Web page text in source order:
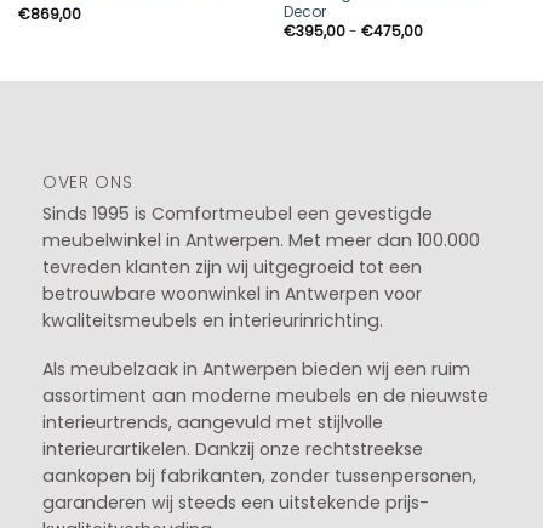
€869,00
Decor
€395,00- €475,00Prijsklasse:
€395,00
OVER ONS
Sinds 1995 is Comfortmeubel een gevestigde
meubelwinkel in Antwerpen. Met meer dan 100.000
tevreden klanten zijn wij uitgegroeid tot een
betrouwbare woonwinkel in Antwerpen voor
kwaliteitsmeubels en interieurinrichting.
Als meubelzaak in Antwerpen bieden wij een ruim
assortiment aan moderne meubels en de nieuwste
interieurtrends, aangevuld met stijlvolle
interieurartikelen. Dankzij onze rechtstreekse
aankopen bij fabrikanten, zonder tussenpersonen,
garanderen wij steeds een uitstekende prijs-